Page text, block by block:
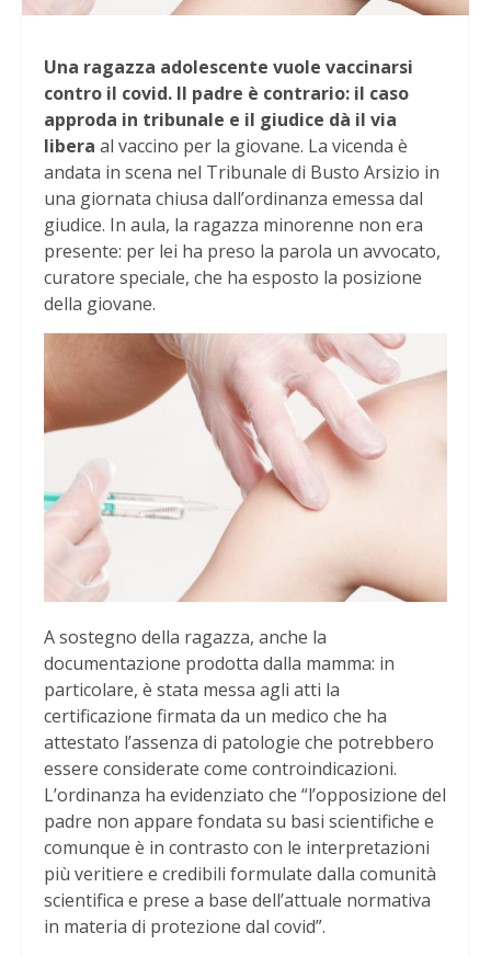
Una ragazza adolescente vuole vaccinarsi
contro il covid. Il padre è contrario: il caso
approda in tribunale e il giudice dà il via
libera al vaccino per la giovane. La vicenda è
andata in scena nel Tribunale di Busto Arsizio in
una giornata chiusa dall’ordinanza emessa dal
giudice. In aula, la ragazza minorenne non era
presente: per lei ha preso la parola un avvocato,
curatore speciale, che ha esposto la posizione
della giovane.
A sostegno della ragazza, anche la
documentazione prodotta dalla mamma: in
particolare, è stata messa agli atti la
certificazione firmata da un medico che ha
attestato l’assenza di patologie che potrebbero
essere considerate come controindicazioni.
L’ordinanza ha evidenziato che “l’opposizione del
padre non appare fondata su basi scientifiche e
comunque è in contrasto con le interpretazioni
più veritiere e credibili formulate dalla comunità
scientifica e prese a base dell’attuale normativa
in materia di protezione dal covid”.